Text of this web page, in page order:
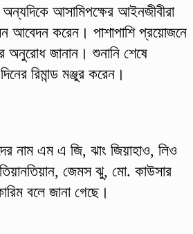
আসামিপক্ষের আইনজীবীরা
আবেদন করেন। পাশাপাশি প্রয়োজনে
অনুরোধ জানান। শুনানি শেষে
রিমান্ড মঞ্জুর করেন।
নাম এম এ জি, ঝাং জিয়াহাও, লিও
তিয়ানতিয়ান, জেমস ঝু, মো. কাউসার
বলে জানা গেছে।